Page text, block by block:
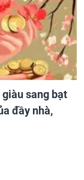
sang bạt
đầy nhà,